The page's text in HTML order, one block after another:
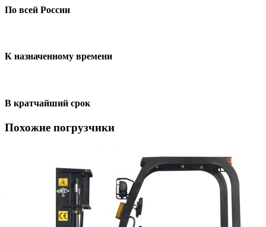
По всей России
К назначенному времени
В кратчайший срок
Похожие погрузчики